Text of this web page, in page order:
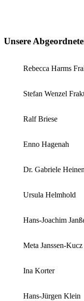
Unsere
Rebecca Harms
Stefan Wenzel
Ralf Briese
Enno Hagenah
Dr. Gabriele
Ursula Helmhold
Hans-Joachim
Meta Janssen-Kucz
Ina Korter
Hans-Jürgen Klein